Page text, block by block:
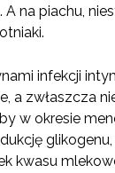
na piachu,
infekcji
a zwłaszcza
w okresie
kwasu